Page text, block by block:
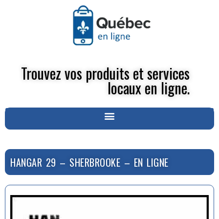
Trouvez vos produits et services
locaux en ligne.
HANGAR 29 – SHERBROOKE – EN LIGNE